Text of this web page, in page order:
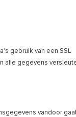
gebruik van een SSL
alle gegevens
vandoor